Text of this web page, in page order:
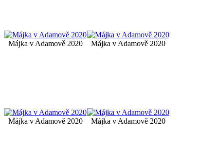
Májka v Adamově 2020 Májka v Adamově 2020
Májka v Adamově 2020 Májka v Adamově 2020